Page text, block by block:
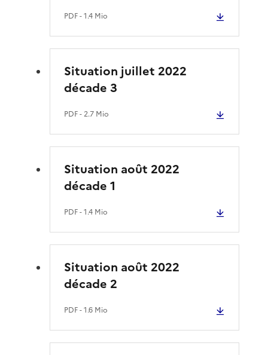
PDF- 1.4 Mio
Situation juillet 2022
décade 3
PDF- 2.7 Mio
Situation août 2022
décade 1
PDF- 1.4 Mio
Situation août 2022
décade 2
PDF- 1.6 Mio